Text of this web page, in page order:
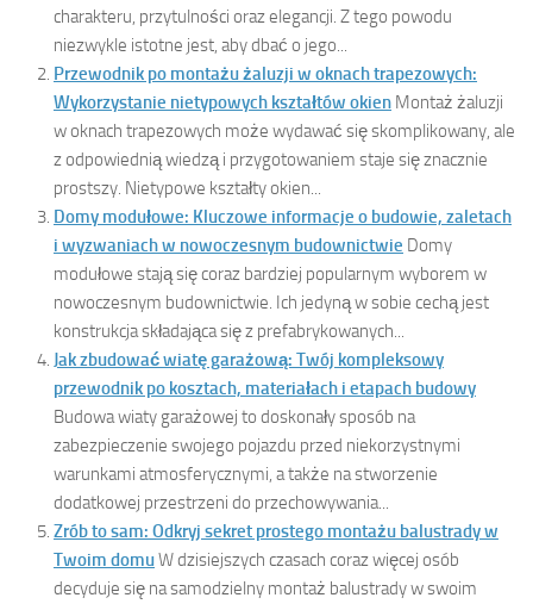
charakteru, przytulności oraz elegancji. Z tego powodu
niezwykle istotne jest, aby dbać o jego...
Przewodnik po montażu żaluzji w oknach trapezowych:
Wykorzystanie nietypowych kształtów okien Montaż żaluzji
w oknach trapezowych może wydawać się skomplikowany, ale
z odpowiednią wiedzą i przygotowaniem staje się znacznie
prostszy. Nietypowe kształty okien...
Domy modułowe: Kluczowe informacje o budowie, zaletach
i wyzwaniach w nowoczesnym budownictwie Domy
modułowe stają się coraz bardziej popularnym wyborem w
nowoczesnym budownictwie. Ich jedyną w sobie cechą jest
konstrukcja składająca się z prefabrykowanych...
Jak zbudować wiatę garażową: Twój kompleksowy
przewodnik po kosztach, materiałach i etapach budowy
Budowa wiaty garażowej to doskonały sposób na
zabezpieczenie swojego pojazdu przed niekorzystnymi
warunkami atmosferycznymi, a także na stworzenie
dodatkowej przestrzeni do przechowywania...
Zrób to sam: Odkryj sekret prostego montażu balustrady w
Twoim domuW dzisiejszych czasach coraz więcej osób
decyduje się na samodzielny montaż balustrady w swoim